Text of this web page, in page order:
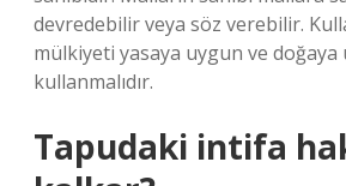
devredebilir veya söz verebilir.
mülkiyeti yasaya uygun ve
kullanmalıdır.
Tapudaki intifa